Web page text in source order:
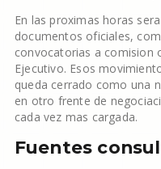
En las proximas horas
documentos oficiales,
convocatorias a comision
Ejecutivo. Esos
queda cerrado como una
en otro frente de
cada vez mas cargada.
Fuentes